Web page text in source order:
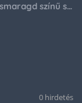
Citizen series 8 NB6050-51W smaragd színű számlappal
0 hirdetés